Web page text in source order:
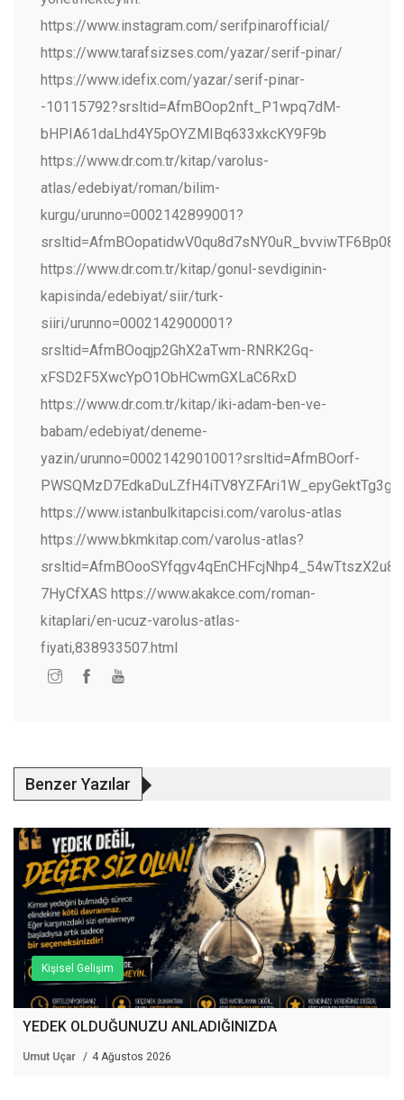
https://www.instagram.com/serifpinarofficial/
https://www.tarafsizses.com/yazar/serif-pinar/
https://www.idefix.com/yazar/serif-pinar-
-10115792?srsltid=AfmBOop2nft_P1wpq7dM-
bHPIA61daLhd4Y5pOYZMIBq633xkcKY9F9b
https://www.dr.com.tr/kitap/varolus-
atlas/edebiyat/roman/bilim-
kurgu/urunno=0002142899001?
https://www.dr.com.tr/kitap/gonul-sevdiginin-
kapisinda/edebiyat/siir/turk-
siiri/urunno=0002142900001?
srsltid=AfmBOoqjp2GhX2aTwm-RNRK2Gq-
xFSD2F5XwcYpO1ObHCwmGXLaC6RxD
https://www.dr.com.tr/kitap/iki-adam-ben-ve-
babam/edebiyat/deneme-
yazin/urunno=0002142901001?srsltid=AfmBOorf-
https://www.istanbulkitapcisi.com/varolus-atlas
https://www.bkmkitap.com/varolus-atlas?
7HyCfXAS https://www.akakce.com/roman-
kitaplari/en-ucuz-varolus-atlas-
fiyati,838933507.html
Benzer Yazılar
Kişisel Gelişim
YEDEK OLDUĞUNUZU ANLADIĞINIZDA
Umut Uçar 4 Ağustos 2026